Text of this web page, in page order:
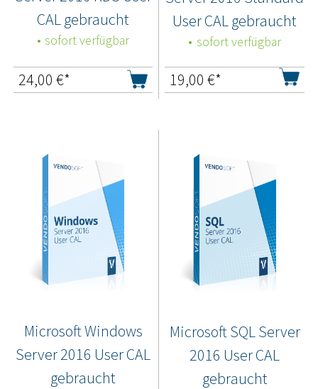
CAL gebraucht
sofort verfügbar
24,00 €*
User CAL gebraucht
sofort verfügbar
19,00 €*
Microsoft Windows
Server 2016 User CAL
gebraucht
Microsoft SQL Server
2016 User CAL
gebraucht